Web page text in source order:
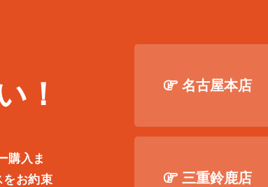
！
購入ま
をお約束
名古屋本店
三重鈴鹿店